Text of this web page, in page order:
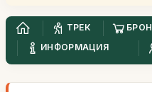
ТРЕК
ИНФОРМАЦИЯ